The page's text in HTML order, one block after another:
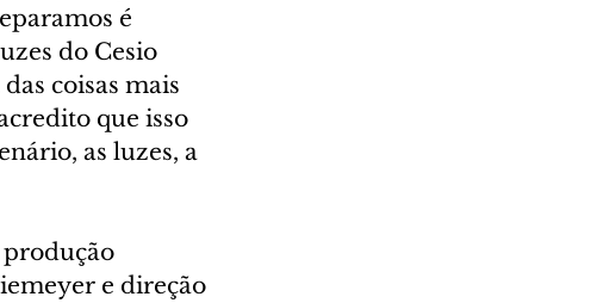
é
do Cesio
coisas mais
que isso
as luzes, a
e direção